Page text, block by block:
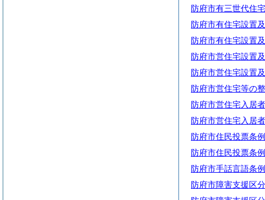
防府市有三世代住
防府市有住宅設置
防府市有住宅設置
防府市営住宅設置
防府市営住宅設置
防府市営住宅等の
防府市営住宅入居
防府市営住宅入居
防府市住民投票条例
防府市住民投票条
防府市手話言語条例
防府市障害支援区